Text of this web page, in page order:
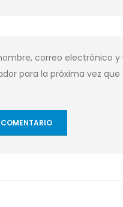
correo electrónico y
para la próxima vez que